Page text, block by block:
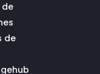
de
de